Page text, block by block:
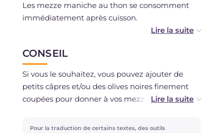
Les mezze maniche au thon se consomment
immédiatement après cuisson.
un contenant hermétique pendant 1 jour.
La congélation est déconseillée.
CONSEIL
Si vous le souhaitez, vous pouvez ajouter de
petits câpres et/ou des olives noires finement
coupées pour donner à vos mezze maniche au
Pour la traduction de certains textes, des outils